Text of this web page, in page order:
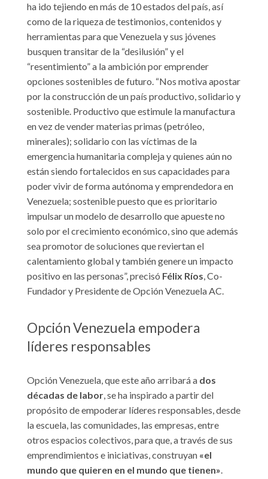
ha ido tejiendo en más de 10 estados del país, así
como de la riqueza de testimonios, contenidos y
herramientas para que Venezuela y sus jóvenes
busquen transitar de la “desilusión” y el
“resentimiento” a la ambición por emprender
opciones sostenibles de futuro. “Nos motiva apostar
por la construcción de un país productivo, solidario y
sostenible. Productivo que estimule la manufactura
en vez de vender materias primas (petróleo,
minerales); solidario con las víctimas de la
emergencia humanitaria compleja y quienes aún no
están siendo fortalecidos en sus capacidades para
poder vivir de forma autónoma y emprendedora en
Venezuela; sostenible puesto que es prioritario
impulsar un modelo de desarrollo que apueste no
solo por el crecimiento económico, sino que además
sea promotor de soluciones que reviertan el
calentamiento global y también genere un impacto
positivo en las personas”, precisó Félix Ríos, Co-
Fundador y Presidente de Opción Venezuela AC.
Opción Venezuela empodera
líderes responsables
Opción Venezuela, que este año arribará a dos
décadas de labor, se ha inspirado a partir del
propósito de empoderar líderes responsables, desde
la escuela, las comunidades, las empresas, entre
otros espacios colectivos, para que, a través de sus
emprendimientos e iniciativas, construyan «el
mundo que quieren en el mundo que tienen».